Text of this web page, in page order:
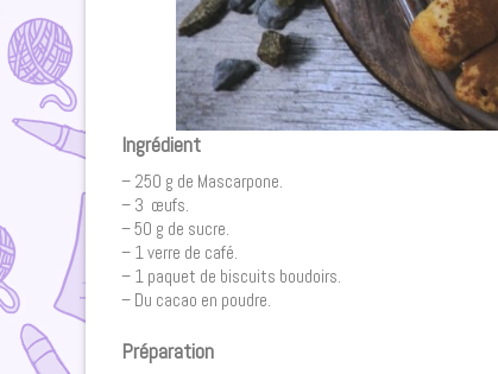
Ingrédient
– 250 g de Mascarpone.
– 3 œufs.
– 50 g de sucre.
– 1 verre de café.
– 1 paquet de biscuits boudoirs.
– Du cacao en poudre.
Préparation